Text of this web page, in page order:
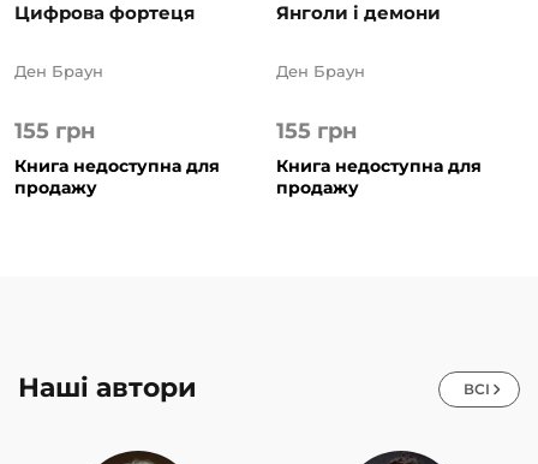
Цифрова фортеця
155 грн
Ден Браун
Книга недоступна для
продажу
Янголи і демони
155 грн
Ден Браун
Книга недоступна для
продажу
Наші автори ВСІ